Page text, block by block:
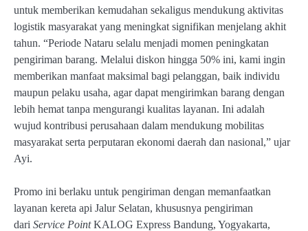
untuk memberikan kemudahan sekaligus mendukung aktivitas
logistik masyarakat yang meningkat signifikan menjelang akhit
tahun. “Periode Nataru selalu menjadi momen peningkatan
pengiriman barang. Melalui diskon hingga 50% ini, kami ingin
memberikan manfaat maksimal bagi pelanggan, baik individu
maupun pelaku usaha, agar dapat mengirimkan barang dengan
lebih hemat tanpa mengurangi kualitas layanan. Ini adalah
wujud kontribusi perusahaan dalam mendukung mobilitas
masyarakat serta perputaran ekonomi daerah dan nasional,” ujar
Ayi.
Promo ini berlaku untuk pengiriman dengan memanfaatkan
layanan kereta api Jalur Selatan, khususnya pengiriman
dari Service PointKALOG Express Bandung, Yogyakarta,